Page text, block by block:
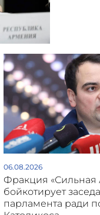
06.08.2026
Фракция
бойкотирует
парламента ради